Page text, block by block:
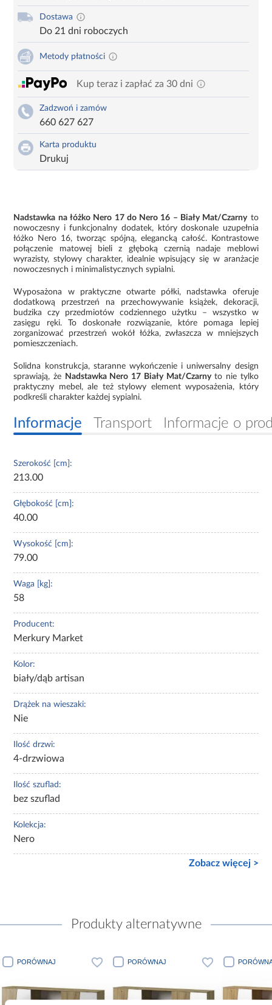
Dostawa
Do 21 dni roboczych
Metody płatności
Kup teraz i zapłać za 30 dni
Zadzwoń i zamów
660 627 627
Karta produktu
Drukuj
Nadstawka na łóżko Nero 17 do Nero 16 – Biały Mat/Czarny to
nowoczesny i funkcjonalny dodatek, który doskonale uzupełnia
łóżko Nero 16, tworząc spójną, elegancką całość. Kontrastowe
połączenie matowej bieli z głęboką czernią nadaje meblowi
wyrazisty, stylowy charakter, idealnie wpisujący się w aranżacje
nowoczesnych i minimalistycznych sypialni.
Wyposażona w praktyczne otwarte półki, nadstawka oferuje
dodatkową przestrzeń na przechowywanie książek, dekoracji,
budzika czy przedmiotów codziennego użytku – wszystko w
zasięgu ręki. To doskonałe rozwiązanie, które pomaga lepiej
zorganizować przestrzeń wokół łóżka, zwłaszcza w mniejszych
pomieszczeniach.
Solidna konstrukcja, staranne wykończenie i uniwersalny design
sprawiają, że Nadstawka Nero 17 Biały Mat/Czarnyto nie tylko
praktyczny mebel, ale też stylowy element wyposażenia, który
podkreśli charakter każdej sypialni.
Informacje Transport Informacje o
Szerokość [cm]:
213.00
Głębokość [cm]:
40.00
Wysokość [cm]:
79.00
Waga [kg]:
58
Producent:
Merkury Market
Kolor:
biały/dąb artisan
Drążek na wieszaki:
Nie
Ilość drzwi:
4-drzwiowa
Ilość szuflad:
bez szuflad
Kolekcja:
Nero
Zobacz więcej >
Produkty alternatywne
PORÓWNAJ PORÓWNAJ PORÓWNAJ